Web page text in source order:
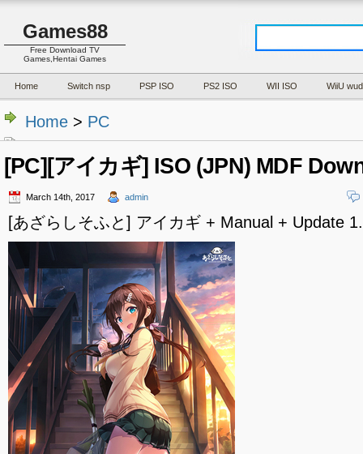
Games88
Free Download TV
Games,Hentai Games
Home Switch nsp PSP ISO PS2 ISO WII ISO WiiU wud
Home > PC
[PC][アイカギ] ISO (JPN) MDF
March 14th, 2017 admin
[あざらしそふと] アイカギ + Manual + Update